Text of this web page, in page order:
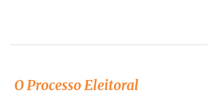
O Processo Eleitoral